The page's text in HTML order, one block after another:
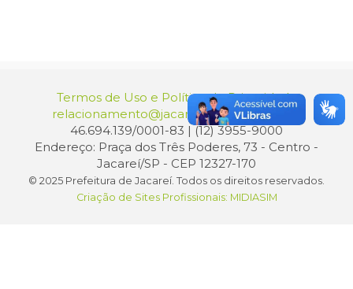
Termos de Uso e Política de Privacidade
relacionamento@jacarei.sp.gov.br| CNPJ:
46.694.139/0001-83 | (12) 3955-9000
Endereço: Praça dos Três Poderes, 73 - Centro -
Jacareí/SP - CEP 12327-170
© 2025 Prefeitura de Jacareí. Todos os direitos reservados.
Criação de Sites Profissionais: MIDIASIM